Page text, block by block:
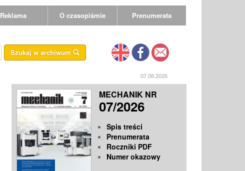
Reklama O czasopiśmie Prenumerata
Szukaj w archiwum
07.08.2026
MECHANIK NR
07/2026
Spis treści
Prenumerata
Roczniki PDF
Numer okazowy